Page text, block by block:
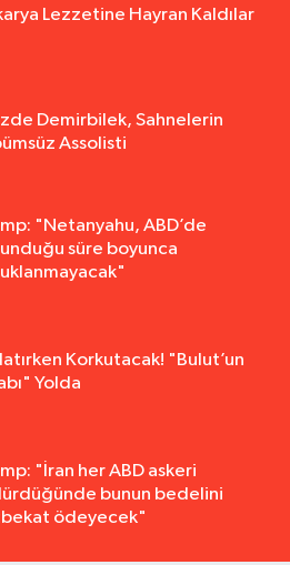
Lezzetine Hayran Kaldılar
Demirbilek, Sahnelerin
Assolisti
"Netanyahu, ABD’de
süre boyunca
Korkutacak! "Bulut’un
Yolda
"İran her ABD askeri
bunun bedelini
ödeyecek"